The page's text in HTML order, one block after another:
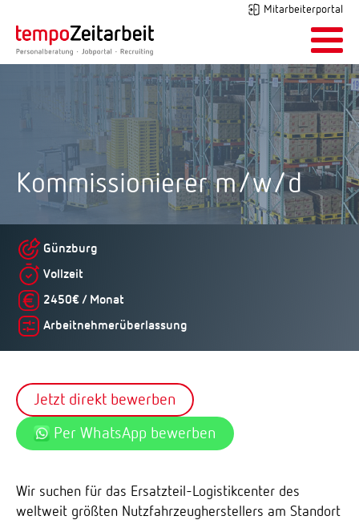
Mitarbeiterportal
Kommissionierer m/w/d
Günzburg
Vollzeit
2450€ / Monat
Arbeitnehmerüberlassung
Jetzt direkt bewerben
Per WhatsApp bewerben
Wir suchen für das Ersatzteil-Logistikcenter des
weltweit größten Nutzfahrzeugherstellers am Standort